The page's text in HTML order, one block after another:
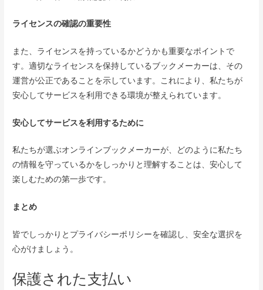
ライセンスの確認の重要性
また、ライセンスを持っているかどうかも重要なポイントで
す。適切なライセンスを保持しているブックメーカーは、その
運営が公正であることを示しています。これにより、私たちが
安心してサービスを利用できる環境が整えられています。
安心してサービスを利用するために
私たちが選ぶオンラインブックメーカーが、どのように私たち
の情報を守っているかをしっかりと理解することは、安心して
楽しむための第一歩です。
まとめ
皆でしっかりとプライバシーポリシーを確認し、安全な選択を
心がけましょう。
保護された支払い